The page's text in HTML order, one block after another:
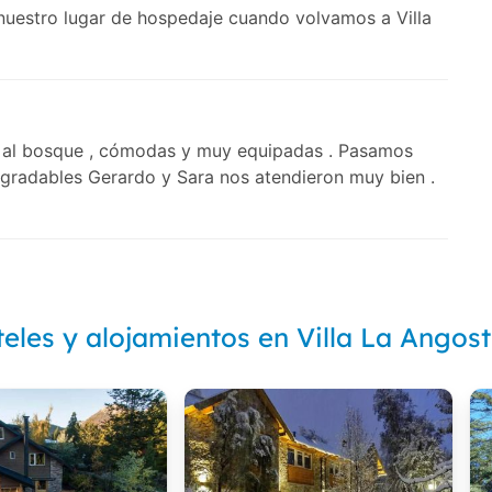
lugar de hospedaje cuando volvamos a Villa
bosque , cómodas y muy equipadas . Pasamos
Gerardo y Sara nos atendieron muy bien .
y alojamientos en Villa La